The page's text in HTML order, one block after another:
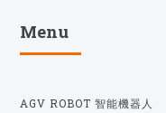
Menu
AGV ROBOT 智能機器人